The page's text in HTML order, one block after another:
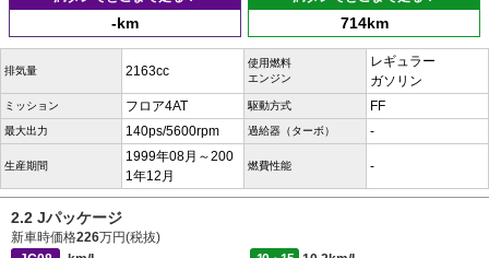
-km 714km
排気量 2163cc
使用燃料
エンジン
レギュラー
ガソリン
ミッション フロア4AT 駆動方式 FF
最大出力 140ps/5600rpm 過給器（ターボ） -
生産期間
1999年08月～200
1年12月
燃費性能 -
2.2 Jパッケージ
新車時価格226万円(税抜)